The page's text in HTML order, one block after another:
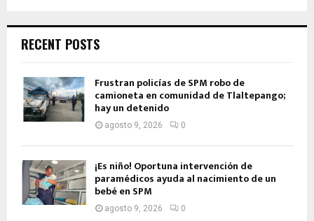
RECENT POSTS
Frustran policías de SPM robo de
camioneta en comunidad de Tlaltepango;
hay un detenido
agosto 9, 2026 0
¡Es niño! Oportuna intervención de
paramédicos ayuda al nacimiento de un
bebé en SPM
agosto 9, 2026 0